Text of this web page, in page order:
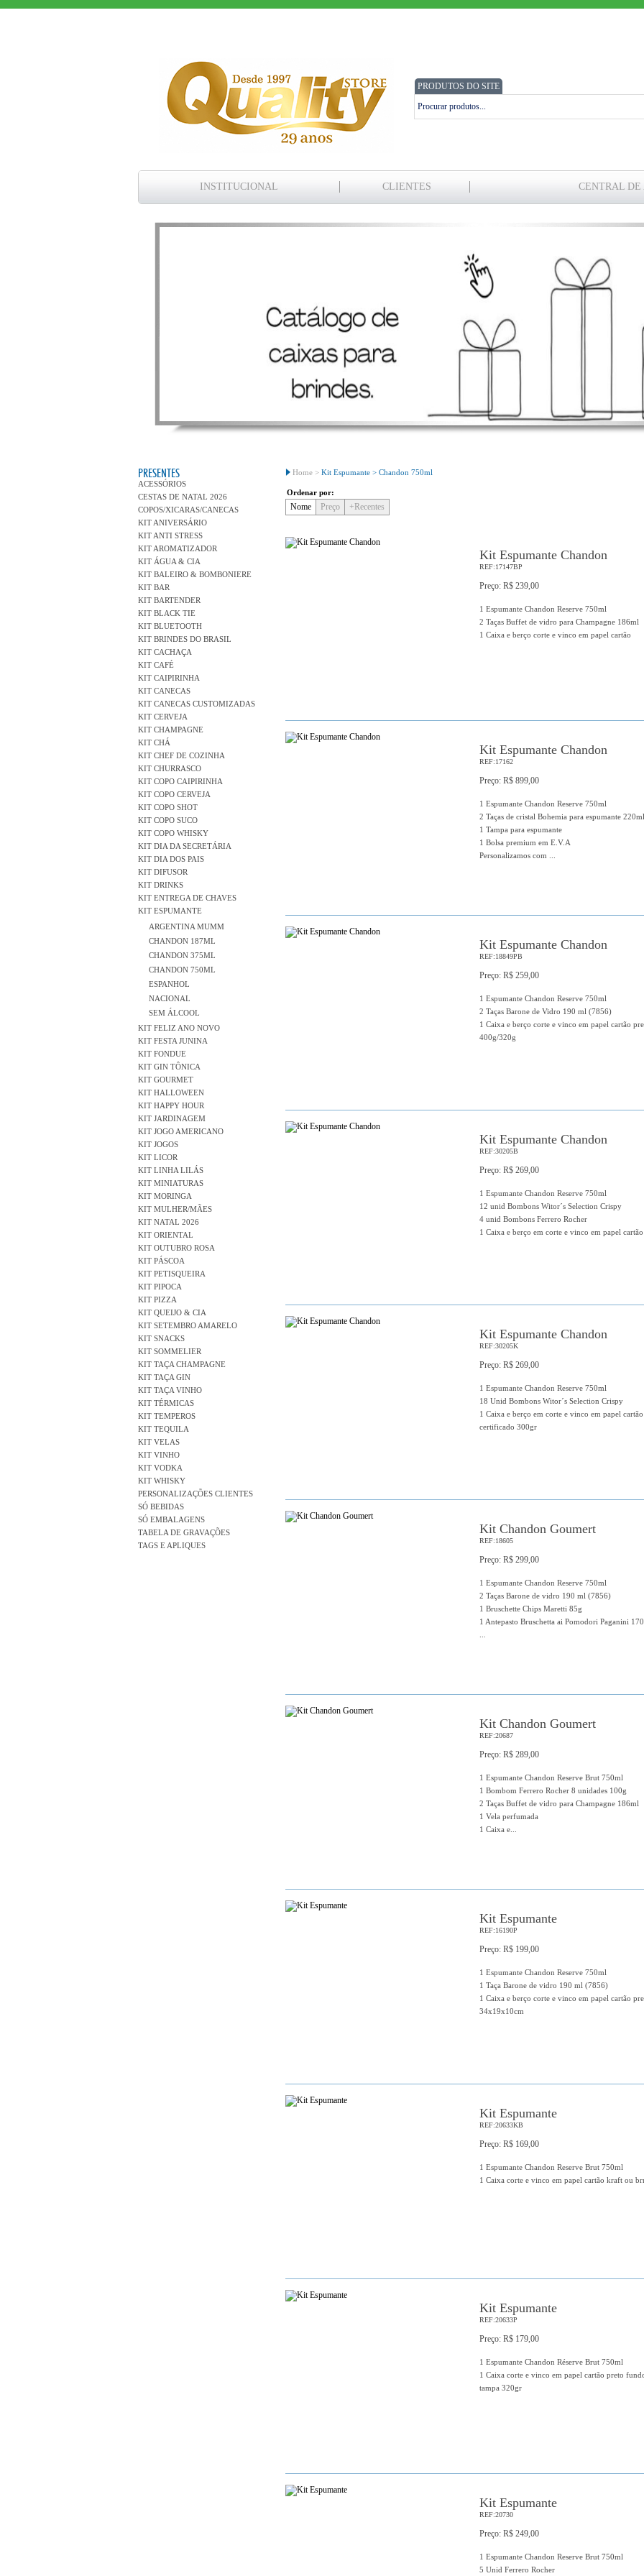
PRODUTOS DO SITE
INSTITUCIONAL CLIENTES CENTRAL
Bem Vindo!
PRESENTES
ACESSÓRIOS
CESTAS DE NATAL 2026
COPOS/XICARAS/CANECAS
KIT ANIVERSÁRIO
KIT ANTI STRESS
KIT AROMATIZADOR
KIT ÁGUA & CIA
KIT BALEIRO & BOMBONIERE
KIT BAR
KIT BARTENDER
KIT BLACK TIE
KIT BLUETOOTH
KIT BRINDES DO BRASIL
KIT CACHAÇA
KIT CAFÉ
KIT CAIPIRINHA
KIT CANECAS
KIT CANECAS CUSTOMIZADAS
KIT CERVEJA
KIT CHAMPAGNE
KIT CHÁ
KIT CHEF DE COZINHA
KIT CHURRASCO
KIT COPO CAIPIRINHA
KIT COPO CERVEJA
KIT COPO SHOT
KIT COPO SUCO
KIT COPO WHISKY
KIT DIA DA SECRETÁRIA
KIT DIA DOS PAIS
KIT DIFUSOR
KIT DRINKS
KIT ENTREGA DE CHAVES
KIT ESPUMANTE
ARGENTINA MUMM
CHANDON 187ML
CHANDON 375ML
CHANDON 750ML
ESPANHOL
NACIONAL
SEM ÁLCOOL
KIT FELIZ ANO NOVO
KIT FESTA JUNINA
KIT FONDUE
KIT GIN TÔNICA
KIT GOURMET
KIT HALLOWEEN
KIT HAPPY HOUR
KIT JARDINAGEM
KIT JOGO AMERICANO
KIT JOGOS
KIT LICOR
KIT LINHA LILÁS
KIT MINIATURAS
KIT MORINGA
KIT MULHER/MÃES
KIT NATAL 2026
KIT ORIENTAL
KIT OUTUBRO ROSA
KIT PÁSCOA
KIT PETISQUEIRA
KIT PIPOCA
KIT PIZZA
KIT QUEIJO & CIA
KIT SETEMBRO AMARELO
KIT SNACKS
KIT SOMMELIER
KIT TAÇA CHAMPAGNE
KIT TAÇA GIN
KIT TAÇA VINHO
KIT TÉRMICAS
KIT TEMPEROS
KIT TEQUILA
KIT VELAS
KIT VINHO
KIT VODKA
KIT WHISKY
PERSONALIZAÇÕES CLIENTES
SÓ BEBIDAS
SÓ EMBALAGENS
TABELA DE GRAVAÇÕES
TAGS E APLIQUES
Home > Kit Espumante > Chandon 750ml
Ordenar por:
Nome Preço +Recentes
Kit Espumante Chandon
REF:17147BP
Preço: R$ 239,00
1 Espumante Chandon Reserve 750ml
2 Taças Buffet de vidro para Champagne 186ml
1 Caixa e berço corte e vinco em papel cartão
Kit Espumante Chandon
REF:17162
Preço: R$ 899,00
1 Espumante Chandon Reserve 750ml
2 Taças de cristal Bohemia para espumante 220ml
1 Tampa para espumante
1 Bolsa premium em E.V.A
Personalizamos com ...
Kit Espumante Chandon
REF:18849PB
Preço: R$ 259,00
1 Espumante Chandon Reserve 750ml
2 Taças Barone de Vidro 190 ml (7856)
1 Caixa e berço corte e vinco em papel cartão
400g/320g
Kit Espumante Chandon
REF:30205B
Preço: R$ 269,00
1 Espumante Chandon Reserve 750ml
12 unid Bombons Witor´s Selection Crispy
4 unid Bombons Ferrero Rocher
1 Caixa e berço em corte e vinco em papel cartão
Kit Espumante Chandon
REF:30205K
Preço: R$ 269,00
1 Espumante Chandon Reserve 750ml
18 Unid Bombons Witor´s Selection Crispy
1 Caixa e berço em corte e vinco em papel cartão
certificado 300gr
Kit Chandon Goumert
REF:18605
Preço: R$ 299,00
1 Espumante Chandon Reserve 750ml
2 Taças Barone de vidro 190 ml (7856)
1 Bruschette Chips Maretti 85g
1 Antepasto Bruschetta ai Pomodori Paganini
Kit Chandon Goumert
REF:20687
Preço: R$ 289,00
1 Espumante Chandon Reserve Brut 750ml
1 Bombom Ferrero Rocher 8 unidades 100g
2 Taças Buffet de vidro para Champagne 186ml
1 Vela perfumada
1 Caixa e...
Kit Espumante
REF:16190P
Preço: R$ 199,00
1 Espumante Chandon Reserve 750ml
1 Taça Barone de vidro 190 ml (7856)
1 Caixa e berço corte e vinco em papel cartão
34x19x10cm
Kit Espumante
REF:20633KB
Preço: R$ 169,00
1 Espumante Chandon Reserve Brut 750ml
1 Caixa corte e vinco em papel cartão kraft ou
Kit Espumante
REF:20633P
Preço: R$ 179,00
1 Espumante Chandon Réserve Brut 750ml
1 Caixa corte e vinco em papel cartão preto
tampa 320gr
Kit Espumante
REF:20730
Preço: R$ 249,00
1 Espumante Chandon Reserve Brut 750ml
5 Unid Ferrero Rocher